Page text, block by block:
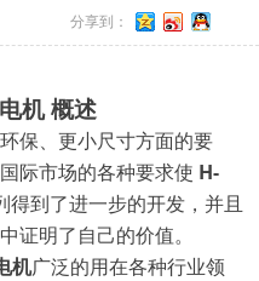
分享到：
机概述
保、更小尺寸方面的要
际市场的各种要求使 H-
得到了进一步的开发，并且
证明了自己的价值。
机广泛的用在各种行业领